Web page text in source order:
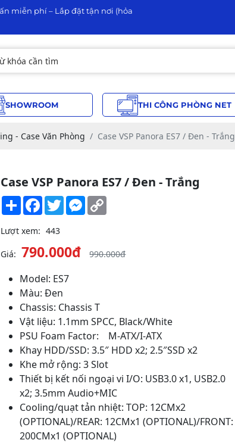
miễn phí – Lắp đặt tận nơi (hỏa
SHOWROOM THI CÔNG PHÒNG NET
- Case Văn Phòng Case VSP Panora ES7 / Đen - Trắng
Case VSP Panora ES7 / Đen - Trắng
Share Facebook
TwitterMessenger
Lượt xem: 443
Giá: 790.000đ 990.000đ
Model: ES7
Màu: Đen
Chassis: Chassis T
Vật liệu: 1.1mm SPCC, Black/White
PSU Foam Factor: M-ATX/I-ATX
Khay HDD/SSD: 3.5″ HDD x2; 2.5″SSD x2
Khe mở rộng: 3 Slot
Thiết bị kết nối ngoại vi I/O: USB3.0 x1, USB2.0
x2; 3.5mm Audio+MIC
Cooling/quạt tản nhiệt: TOP: 12CMx2
(OPTIONAL)/REAR: 12CMx1 (OPTIONAL)/FRONT:
200CMx1 (OPTIONAL)